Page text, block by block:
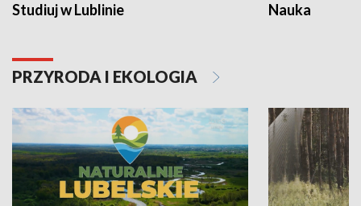
Studiuj w Lublinie Nauka
PRZYRODA I EKOLOGIA